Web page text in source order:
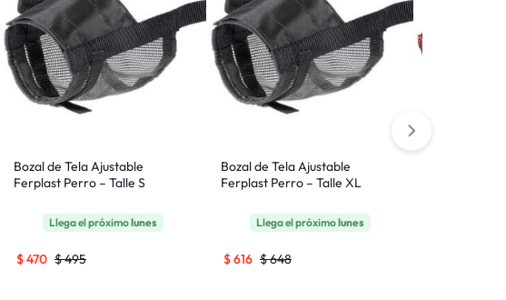
Bozal de Tela Ajustable
Ferplast Perro – Talle S
Llega el próximolunes
$495
$470
Bozal de Tela Ajustable
Ferplast Perro – Talle XL
Llega el próximolunes
$648
$616